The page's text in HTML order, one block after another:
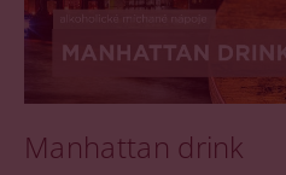
Manhattan drink